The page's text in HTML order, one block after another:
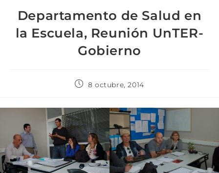
Departamento de Salud en
la Escuela, Reunión UnTER-
Gobierno
8 octubre, 2014